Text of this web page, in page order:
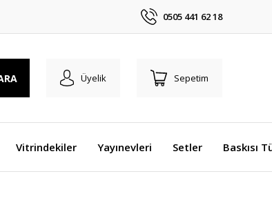
0505 441 62 18
Üyelik Sepetim
Vitrindekiler Yayınevleri Setler Baskısı